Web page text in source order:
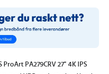
ProArt PA279CRV 27" 4K IPS